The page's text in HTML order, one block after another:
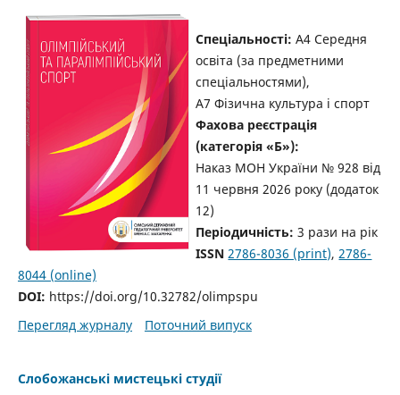
Спеціальності:A4 Середня
освіта (за предметними
спеціальностями),
A7 Фізична культура і спорт
Фахова реєстрація
(категорія «Б»):
Наказ МОН України № 928 від
11 червня 2026 року (додаток
12)
Періодичність: 3 рази на рік
ISSN 2786-8036 (print), 2786-
8044 (online)
DOI: https://doi.org/10.32782/olimpspu
Перегляд журналу
Поточний випуск
Слобожанські мистецькі студії